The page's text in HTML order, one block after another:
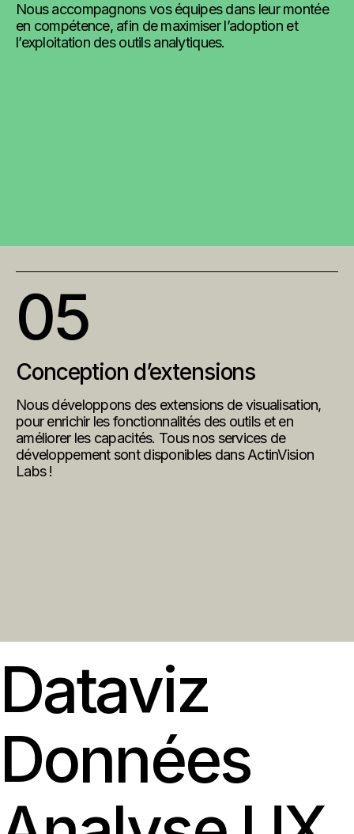
Nous accompagnons vos équipes dans leur montée
en compétence, afin de maximiser l’adoption et
l’exploitation des outils analytiques.
05
Conception d’extensions
Nous développons des extensions de visualisation,
pour enrichir les fonctionnalités des outils et en
améliorer les capacités. Tous nos services de
développement sont disponibles dansActinVision
Labs!
Dataviz
Données